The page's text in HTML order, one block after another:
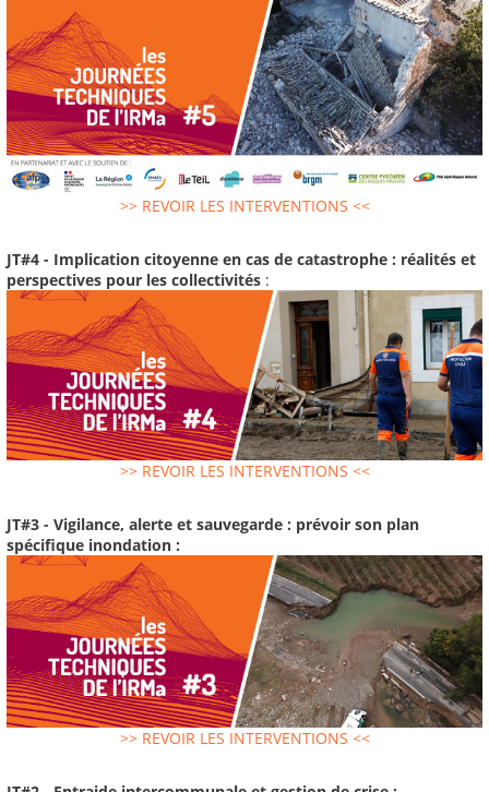
>> REVOIR LES INTERVENTIONS <<
JT#4 - Implication citoyenne en cas de catastrophe : réalités et
perspectives pour les collectivités :
>> REVOIR LES INTERVENTIONS <<
JT#3 - Vigilance, alerte et sauvegarde : prévoir son plan
spécifique inondation :
>> REVOIR LES INTERVENTIONS <<